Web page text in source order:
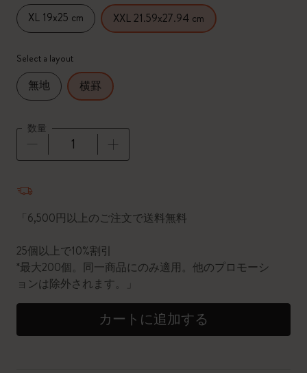
XL 19x25 cm XXL 21.59x27.94 cm
Select a layout
無地 横罫
数量
「6,500円以上のご注文で送料無料
25個以上で10%割引
*最大200個。同一商品にのみ適用。他のプロモーシ
ョンは除外されます。」
カートに追加する